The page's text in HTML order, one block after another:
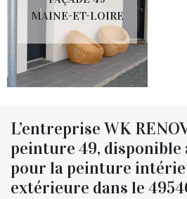
MAINE-ET-LOIRE
L’entreprise WK
peinture 49, disponible
pour la peinture
extérieure dans le